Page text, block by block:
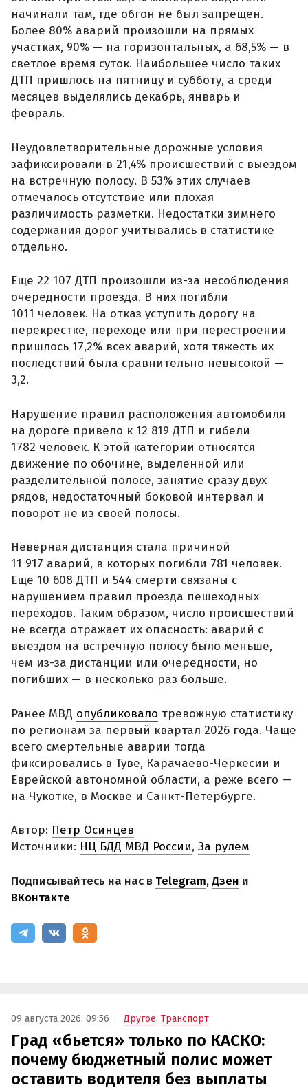
начинали там, где обгон не был запрещен.
Более 80% аварий произошли на прямых
участках, 90% — на горизонтальных, а 68,5% — в
светлое время суток. Наибольшее число таких
ДТП пришлось на пятницу и субботу, а среди
месяцев выделялись декабрь, январь и
февраль.
Неудовлетворительные дорожные условия
зафиксировали в 21,4% происшествий с выездом
на встречную полосу. В 53% этих случаев
отмечалось отсутствие или плохая
различимость разметки. Недостатки зимнего
содержания дорог учитывались в статистике
отдельно.
Еще 22 107 ДТП произошли из-за несоблюдения
очередности проезда. В них погибли
1011 человек. На отказ уступить дорогу на
перекрестке, переходе или при перестроении
пришлось 17,2% всех аварий, хотя тяжесть их
последствий была сравнительно невысокой —
3,2.
Нарушение правил расположения автомобиля
на дороге привело к 12 819 ДТП и гибели
1782 человек. К этой категории относятся
движение по обочине, выделенной или
разделительной полосе, занятие сразу двух
рядов, недостаточный боковой интервал и
поворот не из своей полосы.
Неверная дистанция стала причиной
11 917 аварий, в которых погибли 781 человек.
Еще 10 608 ДТП и 544 смерти связаны с
нарушением правил проезда пешеходных
переходов. Таким образом, число происшествий
не всегда отражает их опасность: аварий с
выездом на встречную полосу было меньше,
чем из-за дистанции или очередности, но
погибших — в несколько раз больше.
Ранее МВД опубликовало тревожную статистику
по регионам за первый квартал 2026 года. Чаще
всего смертельные аварии тогда
фиксировались в Туве, Карачаево-Черкесии и
Еврейской автономной области, а реже всего —
на Чукотке, в Москве и Санкт-Петербурге.
Автор: Петр Осинцев
Источники: НЦ БДД МВД России, За рулем
Подписывайтесь на нас в Telegram,Дзен и
ВКонтакте
09 августа 2026, 09:56 Другое, Транспорт
Град «бьется» только по КАСКО:
почему бюджетный полис может
оставить водителя без выплаты